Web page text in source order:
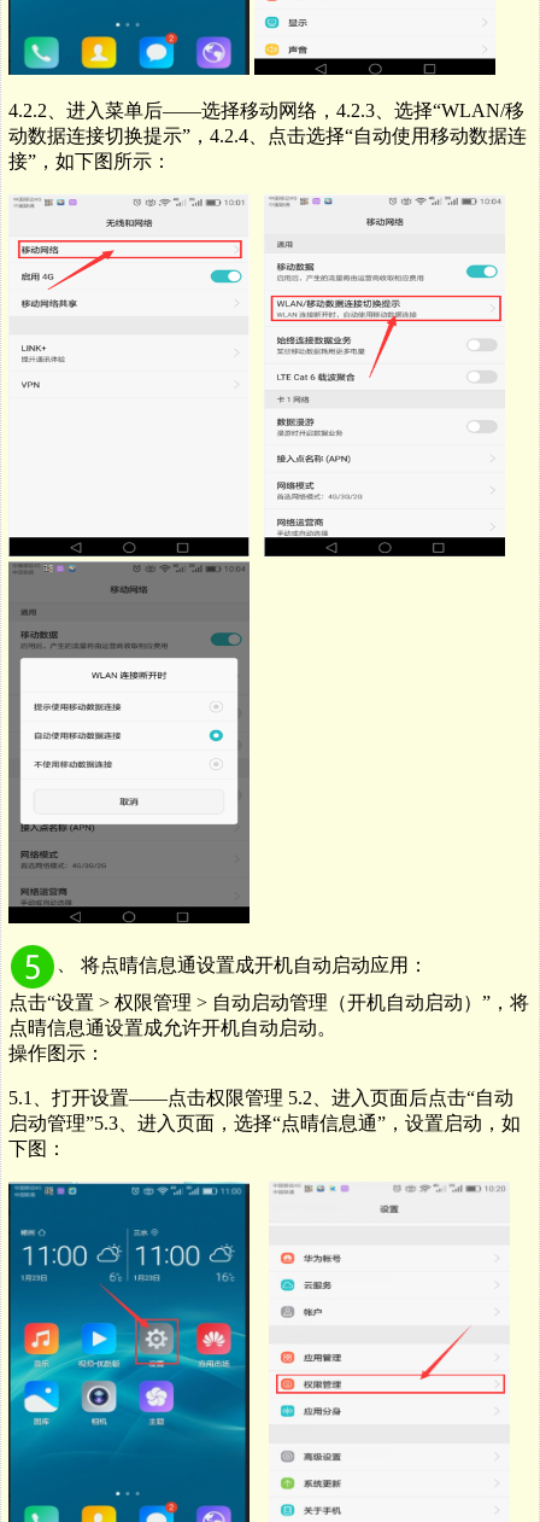
4.2.2 、进入菜单后——选择移动网络，4.2.3 、选择“WLAN/移
动数据连接切换提示”，4.2.4、点击选择“自动使用移动数据连
接”，如下图所示：
将点晴信息通设置成开机自动启动应用：
点击“设置 > 权限管理 > 自动启动管理（开机自动启动） ” ，将
点晴信息通设置成允许开机自动启动。
操作图示：
5.1 、打开设置——点击权限管理 5.2、进入页面后点击“自动
启动管理”5.3、进入页面，选择“点晴信息通”，设置启动，如
下图：